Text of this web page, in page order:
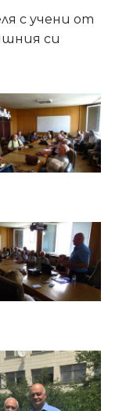
с учени от
си